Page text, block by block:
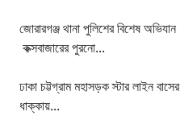
জোরারগঞ্জ থানা পুলিশের বিশেষ অভিযান
কক্সবাজারের পুরনো...
ঢাকা চট্টগ্রাম মহাসড়ক স্টার লাইন বাসের
ধাক্কায়...